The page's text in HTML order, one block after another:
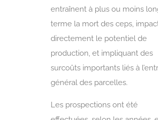
entraînent à plus ou moins
terme la mort des ceps,
directement le potentiel de
production, et impliquant des
surcoûts importants liés à
général des parcelles.
Les prospections ont été